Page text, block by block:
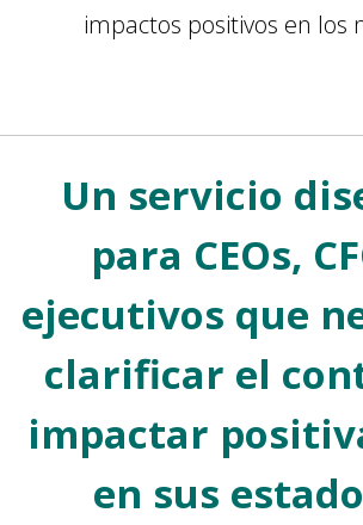
impactos positivos en los
Un servicio
para CEOs,
ejecutivos que
clarificar el
impactar
en sus